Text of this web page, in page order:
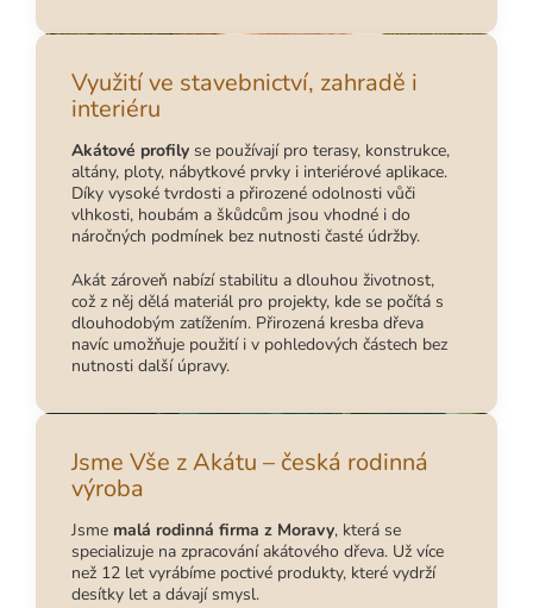
Využití ve stavebnictví, zahradě i
interiéru
Akátové profily se používají pro terasy, konstrukce,
altány, ploty, nábytkové prvky i interiérové aplikace.
Díky vysoké tvrdosti a přirozené odolnosti vůči
vlhkosti, houbám a škůdcům jsou vhodné i do
náročných podmínek bez nutnosti časté údržby.
Akát zároveň nabízí stabilitu a dlouhou životnost,
což z něj dělá materiál pro projekty, kde se počítá s
dlouhodobým zatížením. Přirozená kresba dřeva
navíc umožňuje použití i v pohledových částech bez
nutnosti další úpravy.
Jsme Vše z Akátu – česká rodinná
výroba
Jsme malá rodinná firma z Moravy, která se
specializuje na zpracování akátového dřeva. Už více
než 12 let vyrábíme poctivé produkty, které vydrží
desítky let a dávají smysl.